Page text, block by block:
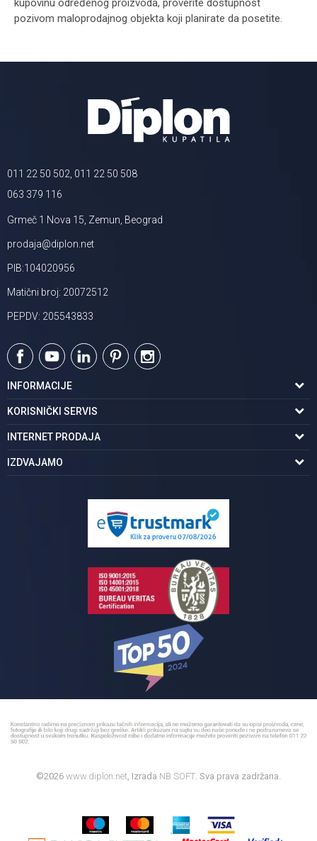
kupovinu određenog proizvoda, proverite dostupnost
pozivom maloprodajnog objekta koji planirate da posetite.
011 22 50 502, 011 22 50 508
063 379 116
Grmeč 1 Nova 15, Zemun, Beograd
prodaja@diplon.net
PIB:104020956
Matični broj: 20072512
PEPDV: 205543833
INFORMACIJE
O nama
Podaci o trgovcu
Karijera | postani deo tima
KORISNIČKI SERVIS
Uslovi korišćenja
Politika privatnosti
INTERNET PRODAJA
Kako kupiti
IZDVAJAMO
Pločice za kupatilo
©2026 www.diplon.net , Izrada NB SOFT . Sva prava zadržana.